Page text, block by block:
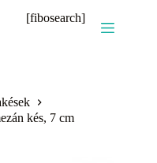
[fibosearch]
kés, 7 cm